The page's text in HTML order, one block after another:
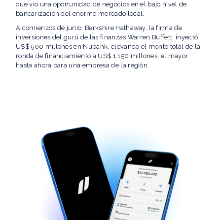
que vio una oportunidad de negocios en el bajo nivel de
bancarización del enorme mercado local.
A comienzos de junio, Berkshire Hathaway, la firma de
inversiones del gurú de las finanzas Warren Buffett, inyectó
US$ 500 millones en Nubank, elevando el monto total de la
ronda de financiamiento a US$ 1.150 millones, el mayor
hasta ahora para una empresa de la región.